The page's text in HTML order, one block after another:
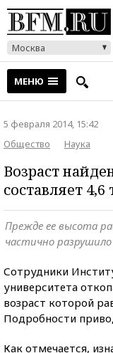
Москва
МЕНЮ
5 февраля 2014, 15:42
Общество
Наука
Возраст
составляет
Прежде ее высота
частично
Сотрудники
университета
возраст которой
Подробности
Как отмечается,